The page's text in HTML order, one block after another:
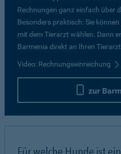
Rechnungen ganz einfach über
Besonders praktisch: Sie
mit dem Tierarzt wählen. Dann
Barmenia direkt an Ihren
Video: Rechnungseinreichung
zur